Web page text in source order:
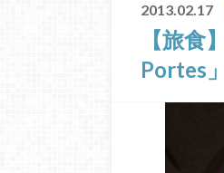
2013.02.17
【旅
Portes